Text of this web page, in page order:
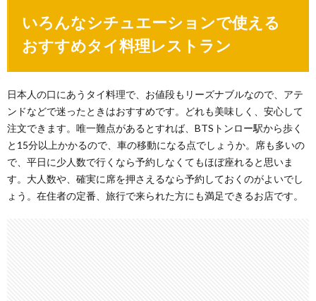
いろんなシチュエーションで使える
おすすめタイ料理レストラン
日本人の口にあうタイ料理で、お値段もリーズナブルなので、アテ
ンドなどで迷ったときはおすすめです。どれも美味しく、安心して
注文できます。唯一難点があるとすれば、BTSトンロー駅から歩く
と15分以上かかるので、車の移動になる点でしょうか。席も多いの
で、平日に少人数で行くなら予約しなくてもほぼ座れると思いま
す。大人数や、確実に席を押さえるなら予約しておくのがよいでし
ょう。在住者の定番、旅行で来られた方にも満足できるお店です。